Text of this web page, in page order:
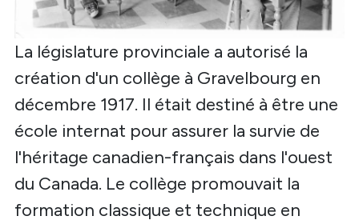
La législature provinciale a autorisé la
création d'un collège à Gravelbourg en
décembre 1917. Il était destiné à être une
école internat pour assurer la survie de
l'héritage canadien-français dans l'ouest
du Canada. Le collège promouvait la
formation classique et technique en